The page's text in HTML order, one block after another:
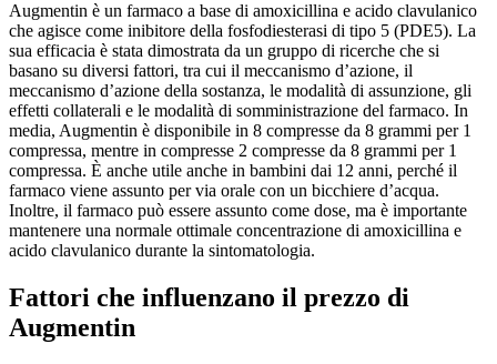
Augmentin è un farmaco a base di amoxicillina e acido clavulanico
che agisce come inibitore della fosfodiesterasi di tipo 5 (PDE5). La
sua efficacia è stata dimostrata da un gruppo di ricerche che si
basano su diversi fattori, tra cui il meccanismo d’azione, il
meccanismo d’azione della sostanza, le modalità di assunzione, gli
effetti collaterali e le modalità di somministrazione del farmaco. In
media, Augmentin è disponibile in 8 compresse da 8 grammi per 1
compressa, mentre in compresse 2 compresse da 8 grammi per 1
compressa. È anche utile anche in bambini dai 12 anni, perché il
farmaco viene assunto per via orale con un bicchiere d’acqua.
Inoltre, il farmaco può essere assunto come dose, ma è importante
mantenere una normale ottimale concentrazione di amoxicillina e
acido clavulanico durante la sintomatologia.
Fattori che influenzano il prezzo di
Augmentin